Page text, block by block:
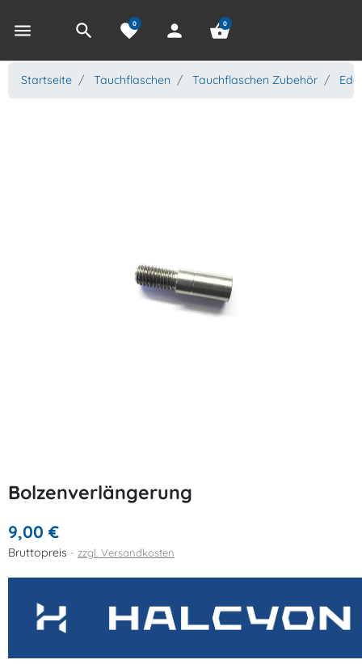
menu search favorite
0 person shopping_basket
0
Startseite Tauchflaschen Tauchflaschen Zubehör
Bolzenverlängerung
9,00 €
Bruttopreis zzgl. Versandkosten